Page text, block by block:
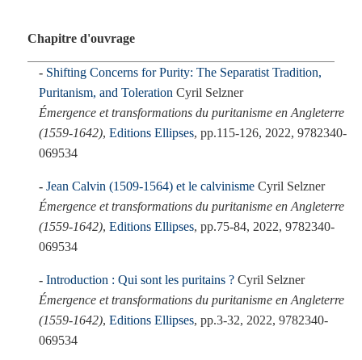
Chapitre d'ouvrage
Shifting Concerns for Purity: The Separatist Tradition,
Puritanism, and Toleration Cyril Selzner
Émergence et transformations du puritanisme en Angleterre
(1559-1642), Editions Ellipses, pp.115-126, 2022, 9782340-
069534
Jean Calvin (1509-1564) et le calvinisme Cyril Selzner
Émergence et transformations du puritanisme en Angleterre
(1559-1642), Editions Ellipses, pp.75-84, 2022, 9782340-
069534
Introduction : Qui sont les puritains ? Cyril Selzner
Émergence et transformations du puritanisme en Angleterre
(1559-1642), Editions Ellipses, pp.3-32, 2022, 9782340-
069534